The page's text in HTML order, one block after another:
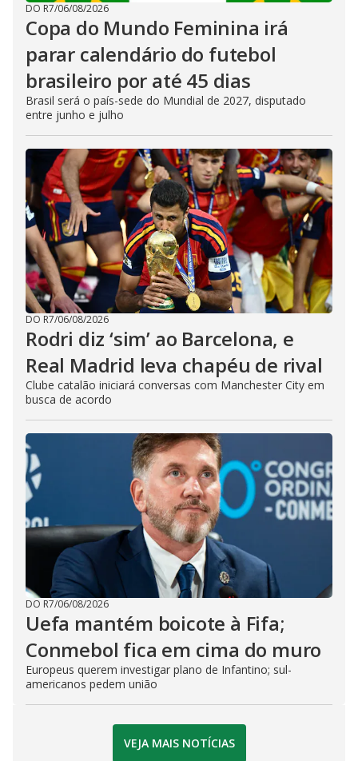
DO R7/06/08/2026
Copa do Mundo Feminina irá
parar calendário do futebol
brasileiro por até 45 dias
Brasil será o país-sede do Mundial de 2027, disputado
entre junho e julho
DO R7/06/08/2026
Rodri diz ‘sim’ ao Barcelona, e
Real Madrid leva chapéu de rival
Clube catalão iniciará conversas com Manchester City em
busca de acordo
DO R7/06/08/2026
Uefa mantém boicote à Fifa;
Conmebol fica em cima do muro
Europeus querem investigar plano de Infantino; sul-
americanos pedem união
VEJA MAIS NOTÍCIAS